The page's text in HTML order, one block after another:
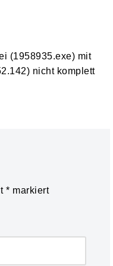
(1958935.exe) mit
nicht komplett
* markiert